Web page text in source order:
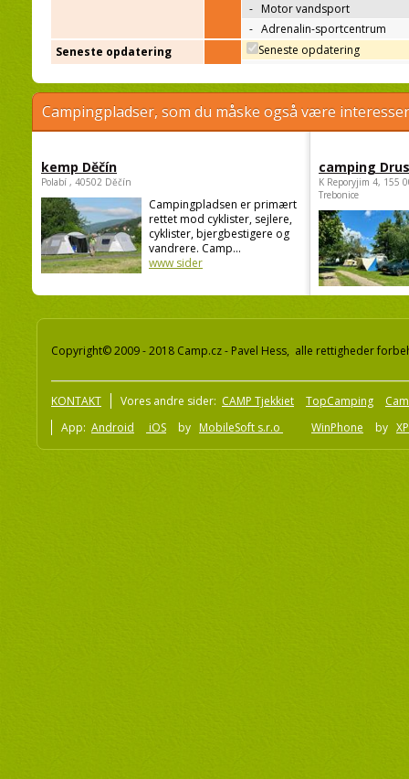
- Motor vandsport
- Adrenalin-sportcentrum
Seneste opdatering
Seneste opdatering
Campingpladser, som du måske også være
kemp Děčín
Polabí , 40502 Děčín
Campingpladsen er primært
rettet mod cyklister, sejlere,
cyklister, bjergbestigere og
vandrere. Camp...
www sider
camping
K Reporyjim 4, 155
Trebonice
Copyright© 2009 - 2018 Camp.cz - Pavel Hess, alle rettigheder
KONTAKT Vores andre sider: CAMP Tjekkiet TopCamping
App: Android iOS by MobileSoft s.r.o WinPhone by